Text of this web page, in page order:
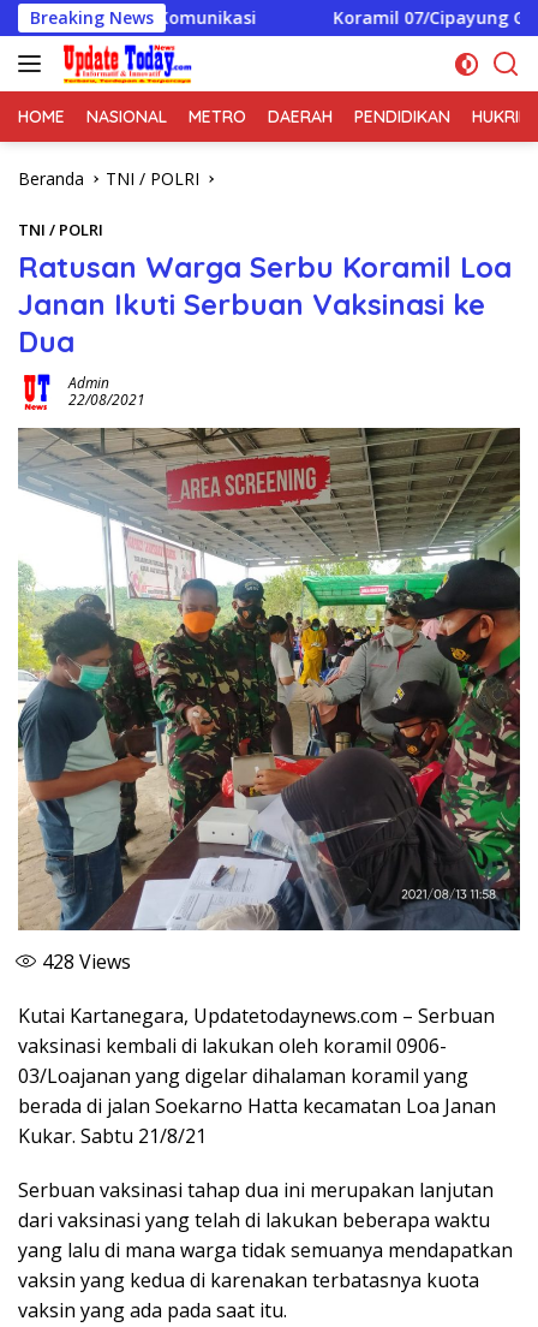
Langsung
ke
konten
Breaking News
Komunikasi Koramil 07/Cipayung Gelar Patroli/
HOME NASIONAL METRO DAERAH PENDIDIKAN HUKRIM
Beranda TNI / POLRI
TNI / POLRI
Ratusan Warga Serbu Koramil Loa
Janan Ikuti Serbuan Vaksinasi ke
Dua
Admin
22/08/2021
428 Views
Kutai Kartanegara, Updatetodaynews.com – Serbuan
vaksinasi kembali di lakukan oleh koramil 0906-
03/Loajanan yang digelar dihalaman koramil yang
berada di jalan Soekarno Hatta kecamatan Loa Janan
Kukar. Sabtu 21/8/21
Serbuan vaksinasi tahap dua ini merupakan lanjutan
dari vaksinasi yang telah di lakukan beberapa waktu
yang lalu di mana warga tidak semuanya mendapatkan
vaksin yang kedua di karenakan terbatasnya kuota
vaksin yang ada pada saat itu.